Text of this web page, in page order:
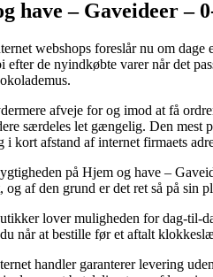
have – Gaveideer –
webshops foreslår nu om
efter de nyindkøbte varer når det
afveje for og imod at få
særdeles let gængelig. Den mest
i kort afstand af internet firmaets
på Hjem og have –
og af den grund er det ret så på sin
lover muligheden for dag-til-
når at bestille før et aftalt
handler garanterer levering